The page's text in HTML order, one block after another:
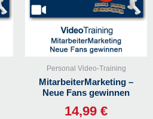
Personal Video-Training
MitarbeiterMarketing –
Neue Fans gewinnen
14,99 €